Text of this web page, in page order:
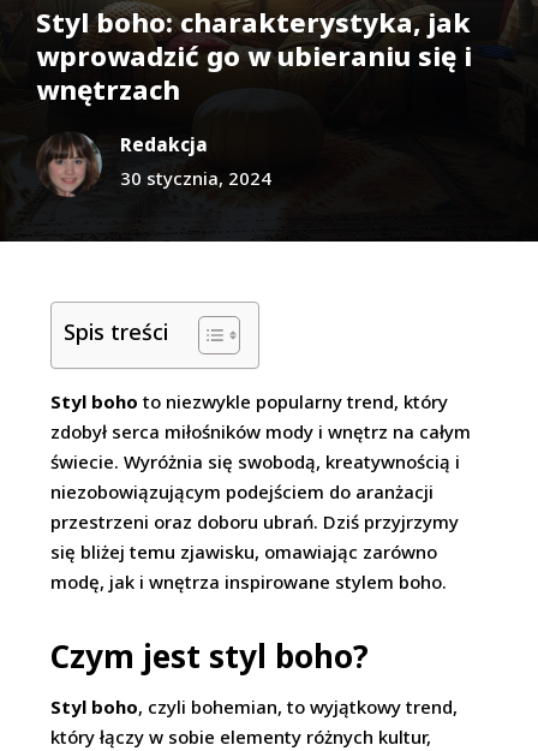
Styl boho: charakterystyka, jak
wprowadzić go w ubieraniu się i
wnętrzach
Redakcja
30 stycznia, 2024
Spis treści
Styl boho to niezwykle popularny trend, który
zdobył serca miłośników mody i wnętrz na całym
świecie. Wyróżnia się swobodą, kreatywnością i
niezobowiązującym podejściem do aranżacji
przestrzeni oraz doboru ubrań. Dziś przyjrzymy
się bliżej temu zjawisku, omawiając zarówno
modę, jak i wnętrza inspirowane stylem boho.
Czym jest styl boho?
Styl boho, czyli bohemian, to wyjątkowy trend,
który łączy w sobie elementy różnych kultur,